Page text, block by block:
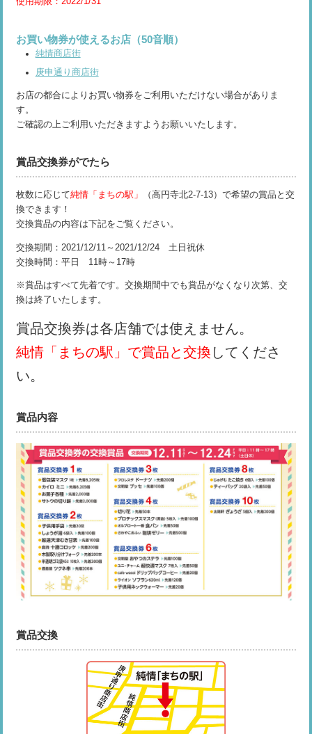
お買い物券が使えるお店（50音順）
純情商店街
庚申通り商店街
お店の都合によりお買い物券をご利用いただけない場合がありま
す。
ご確認の上ご利用いただきますようお願いいたします。
賞品交換券がでたら
枚数に応じて純情「まちの駅」
（高円寺北2-7-13）で希望の賞品と交
換できます！
交換賞品の内容は下記をご覧ください。
交換期間：2021/12/11～2021/12/24 土日祝休
交換時間：平日 11時～17時
※賞品はすべて先着です。交換期間中でも賞品がなくなり次第、交
換は終了いたします。
賞品交換券は各店舗では使えません。
純情「まちの駅」で賞品と交換 してくださ
い。
賞品内容
賞品交換